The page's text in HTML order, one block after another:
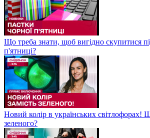
Що треба знати, щоб вигідно скупитися
п'ятниці?
Новий колір в українських світлофорах!
зеленого?